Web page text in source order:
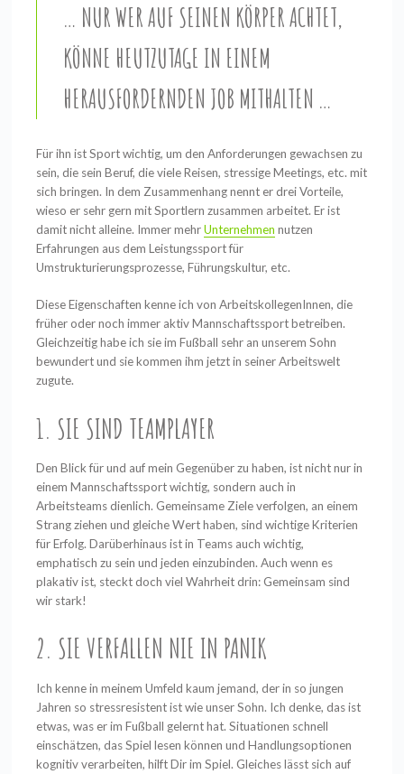
… NUR WER AUF SEINEN KÖRPER ACHTET,
KÖNNE HEUTZUTAGE IN EINEM
HERAUSFORDERNDEN JOB MITHALTEN …
Für ihn ist Sport wichtig, um den Anforderungen gewachsen zu
sein, die sein Beruf, die viele Reisen, stressige Meetings, etc. mit
sich bringen. In dem Zusammenhang nennt er drei Vorteile,
wieso er sehr gern mit Sportlern zusammen arbeitet. Er ist
damit nicht alleine. Immer mehrUnternehmen nutzen
Erfahrungen aus dem Leistungssport für
Umstrukturierungsprozesse, Führungskultur, etc.
Diese Eigenschaften kenne ich von ArbeitskollegenInnen, die
früher oder noch immer aktiv Mannschaftssport betreiben.
Gleichzeitig habe ich sie im Fußball sehr an unserem Sohn
bewundert und sie kommen ihm jetzt in seiner Arbeitswelt
zugute.
1. SIE SIND TEAMPLAYER
Den Blick für und auf mein Gegenüber zu haben, ist nicht nur in
einem Mannschaftssport wichtig, sondern auch in
Arbeitsteams dienlich. Gemeinsame Ziele verfolgen, an einem
Strang ziehen und gleiche Wert haben, sind wichtige Kriterien
für Erfolg. Darüberhinaus ist in Teams auch wichtig,
emphatisch zu sein und jeden einzubinden. Auch wenn es
plakativ ist, steckt doch viel Wahrheit drin: Gemeinsam sind
wir stark!
2. SIE VERFALLEN NIE IN PANIK
Ich kenne in meinem Umfeld kaum jemand, der in so jungen
Jahren so stressresistent ist wie unser Sohn. Ich denke, das ist
etwas, was er im Fußball gelernt hat. Situationen schnell
einschätzen, das Spiel lesen können und Handlungsoptionen
kognitiv verarbeiten, hilft Dir im Spiel. Gleiches lässt sich auf